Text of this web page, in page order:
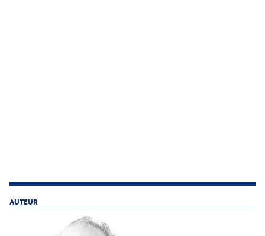
AUTEUR